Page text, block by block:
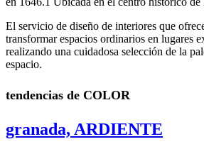
El servicio de diseño de interiores que
transformar espacios ordinarios en lugares
realizando una cuidadosa selección de la
espacio.
tendencias de COLOR
granada, ARDIENTE